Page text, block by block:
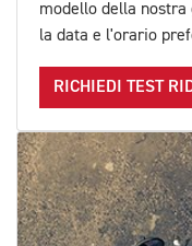
modello della
la data e l'orario
RICHIEDI TEST